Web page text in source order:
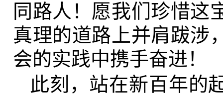
同路人！愿我们珍惜这
真理的道路上并肩跋涉
会的实践中携手奋进！
此刻，站在新百年的